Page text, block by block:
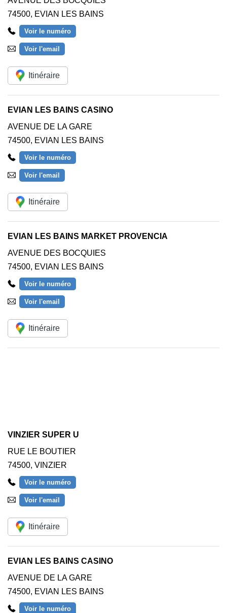
74500, EVIAN LES BAINS
Voir le numéro
Voir l'email
Itinéraire
EVIAN LES BAINS CASINO
AVENUE DE LA GARE
74500, EVIAN LES BAINS
Voir le numéro
Voir l'email
Itinéraire
EVIAN LES BAINS MARKET PROVENCIA
AVENUE DES BOCQUIES
74500, EVIAN LES BAINS
Voir le numéro
Voir l'email
Itinéraire
VINZIER SUPER U
RUE LE BOUTIER
74500, VINZIER
Voir le numéro
Voir l'email
Itinéraire
EVIAN LES BAINS CASINO
AVENUE DE LA GARE
74500, EVIAN LES BAINS
Voir le numéro